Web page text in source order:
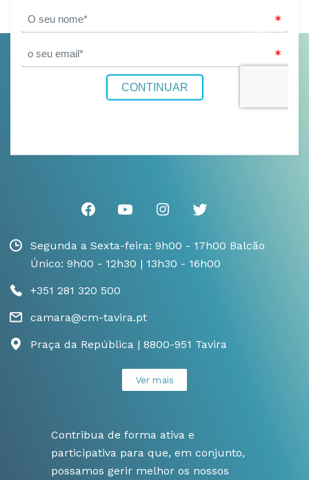
Segunda a Sexta-feira: 9h00 - 17h00 Balcão
Único: 9h00 - 12h30 | 13h30 - 16h00
+351 281 320 500
camara@cm-tavira.pt
Praça da República | 8800-951 Tavira
Ver mais
Contribua de forma ativa e
participativa para que, em conjunto,
possamos gerir melhor os nossos